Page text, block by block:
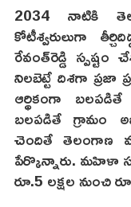
2034 నాటికి
కోటీశ్వరులుగా
రేవంత్‌రెడ్డి
నిలబెట్టే దిశగా ప్రజా
ఆర్థికంగా బలపడితే
బలపడితే గ్రామం
చెందితే తెలంగాణ
పేర్కొన్నారు. మహిళా
రూ.5 లక్షల నుంచి